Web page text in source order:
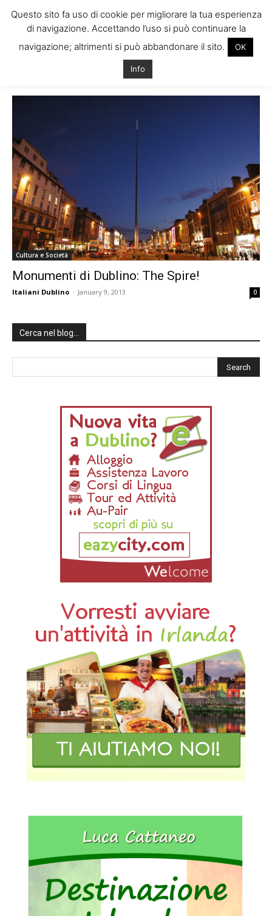
Tag: storia the spire dublino
Cultura e Società
Monumenti di Dublino: The Spire!
Italiani Dublino - January 9, 2013 0
Cerca nel blog…
Questo sito fa uso di cookie per migliorare la tua esperienza
di navigazione. Accettando l’uso si può continuare la
navigazione; altrimenti si può abbandonare il sito.
OK
Info